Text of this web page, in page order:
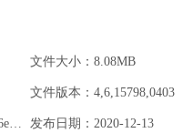
文件大小：8.08MB
文件版本：4,6,15798,0403
文件MD5：70bff3c6cdd2774077f4ac6e4e4b271e 发布日期：2020-12-13